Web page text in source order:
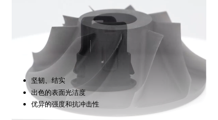
坚韧、结实
出色的表面光洁度
优异的强度和抗冲击性